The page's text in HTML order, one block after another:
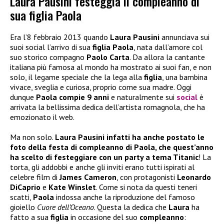
sua figlia Paola
Era l’8 febbraio 2013 quando Laura Pausini annunciava sui
suoi social l’arrivo di sua figlia Paola, nata dall’amore col
suo storico compagno Paolo Carta. Da allora la cantante
italiana più famosa al mondo ha mostrato ai suoi fan, e non
solo, il legame speciale che la lega alla figlia, una bambina
vivace, sveglia e curiosa, proprio come sua madre. Oggi
dunque Paola compie 9 anni e naturalmente sui social è
arrivata la bellissima dedica dell’artista romagnola, che ha
emozionato il web.
Ma non solo. Laura Pausini infatti ha anche postato le
foto della festa di compleanno di Paola, che quest’anno
ha scelto di festeggiare con un party a tema Titanic! La
torta, gli addobbi e anche gli inviti erano tutti ispirati al
celebre film diJames Cameron, con protagonisti Leonardo
DiCaprio e Kate Winslet. Come si nota da questi teneri
scatti, Paola indossa anche la riproduzione del famoso
gioiello Cuore dell’Oceano. Questa la dedica che Laura ha
fatto a sua figlia in occasione del suo compleanno: